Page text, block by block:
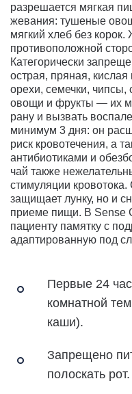
разрешается мягкая
жевания: тушеные
мягкий хлеб без
противоположной
Категорически
острая, пряная,
орехи, семечки,
овощи и фрукты — их
рану и вызвать
минимум 3 дня: он
риск кровотечения, а
антибиотиками и
чай также
стимуляции
защищает лунку, но и
приеме пищи. В Sense
пациенту памятку с
адаптированную под
Первые 24
комнатной
каши).
Запрещено
полоскать рот.